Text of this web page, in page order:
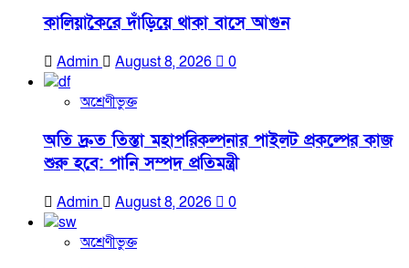
কালিয়াকৈরে দাঁড়িয়ে থাকা বাসে আগুন
Admin August 8, 2026
0
অশ্রেণীভুক্ত
অতি দ্রুত তিস্তা মহাপরিকল্পনার পাইলট প্রকল্পের কাজ
শুরু হবে: পানি সম্পদ প্রতিমন্ত্রী
Admin August 8, 2026
0
অশ্রেণীভুক্ত